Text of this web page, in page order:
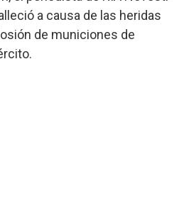
a causa de las heridas
de municiones de